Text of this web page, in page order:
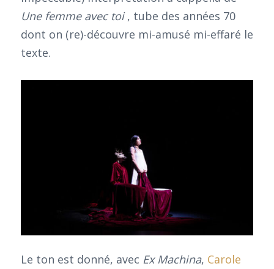
Une femme avec toi, tube des années 70
dont on (re)-découvre mi-amusé mi-effaré le
texte.
Le ton est donné, avec Ex Machina, Carole